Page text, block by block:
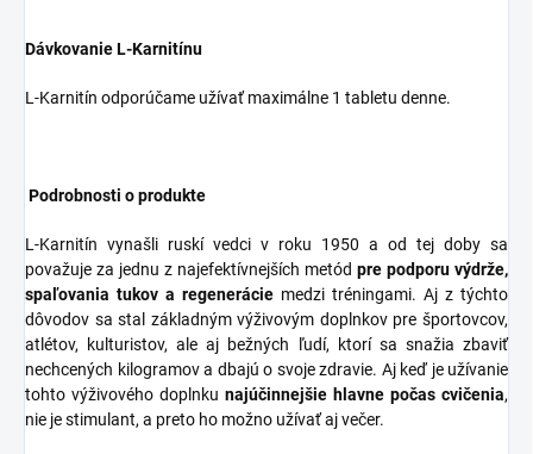
Dávkovanie L-Karnitínu
L-Karnitín odporúčame užívať maximálne 1 tabletu denne.
Podrobnosti o produkte
L-Karnitín vynašli ruskí vedci v roku 1950 a od tej doby sa
považuje za jednu z najefektívnejších metód pre podporu výdrže,
spaľovania tukov a regenerácie medzi tréningami. Aj z týchto
dôvodov sa stal základným výživovým doplnkov pre športovcov,
atlétov, kulturistov, ale aj bežných ľudí, ktorí sa snažia zbaviť
nechcených kilogramov a dbajú o svoje zdravie. Aj keď je užívanie
tohto výživového doplnku najúčinnejšie hlavne počas cvičenia,
nie je stimulant, a preto ho možno užívať aj večer.